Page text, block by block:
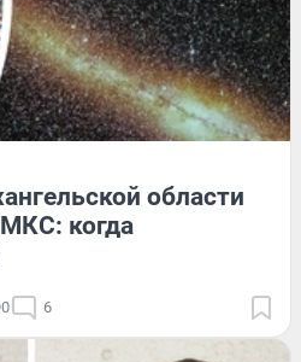
области
когда
6